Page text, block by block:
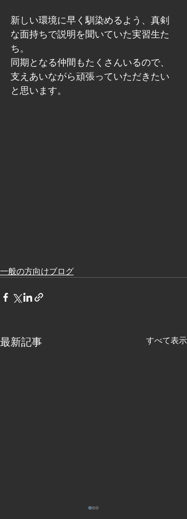
新しい環境に早く馴染めるよう、真剣
な面持ちで説明を聞いていた実習生た
ち。
同期となる仲間もたくさんいるので、
支えあいながら頑張っていただきたい
と思います。
一般の方向けブログ
最新記事 すべて表示